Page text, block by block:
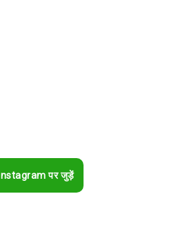
Instagram पर जुड़ें